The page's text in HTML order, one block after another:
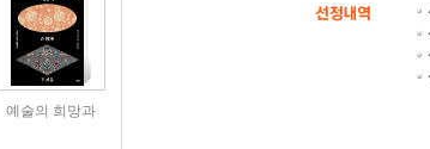
예술의 희망과